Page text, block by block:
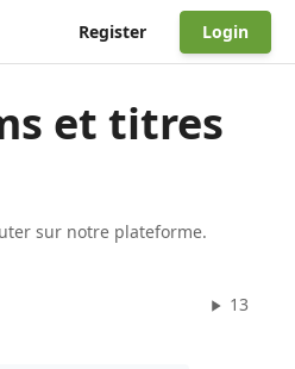
Register Login
et titres
sur notre plateforme.
13